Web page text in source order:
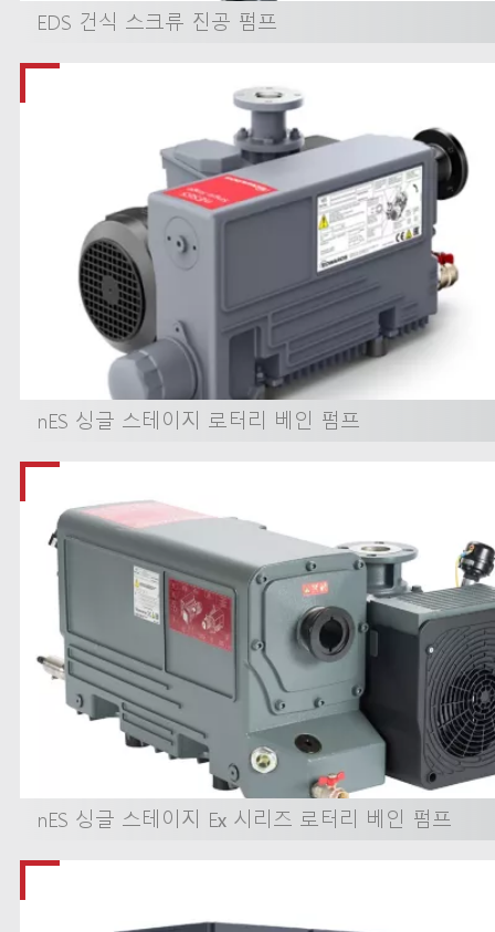
EDS 건식 스크류 진공 펌프
nES 싱글 스테이지 로터리 베인 펌프
nES 싱글 스테이지 Ex 시리즈 로터리 베인 펌프